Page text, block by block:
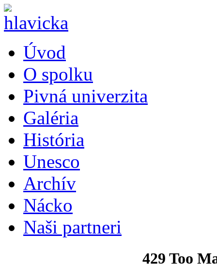
Úvod
O spolku
Pivná univerzita
Galéria
História
Unesco
Archív
Nácko
Naši partneri